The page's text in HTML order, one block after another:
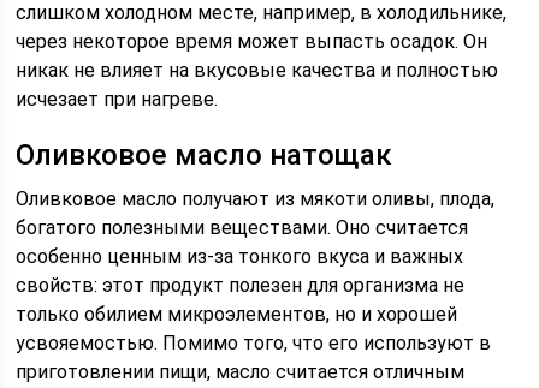
слишком холодном месте, например, в холодильнике,
через некоторое время может выпасть осадок. Он
никак не влияет на вкусовые качества и полностью
исчезает при нагреве.
Оливковое масло натощак
Оливковое масло получают из мякоти оливы, плода,
богатого полезными веществами. Оно считается
особенно ценным из-за тонкого вкуса и важных
свойств: этот продукт полезен для организма не
только обилием микроэлементов, но и хорошей
усвояемостью. Помимо того, что его используют в
приготовлении пищи, масло считается отличным